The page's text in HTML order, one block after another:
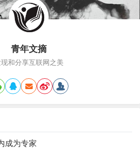
就很要强，双手穿着拖鞋，手脚并用，
爬着走路。他每个月要换两双拖鞋，时间
一长，双手的手掌都长出了茧。他以顽
青年文摘
现和分享互联网之美
成为专家